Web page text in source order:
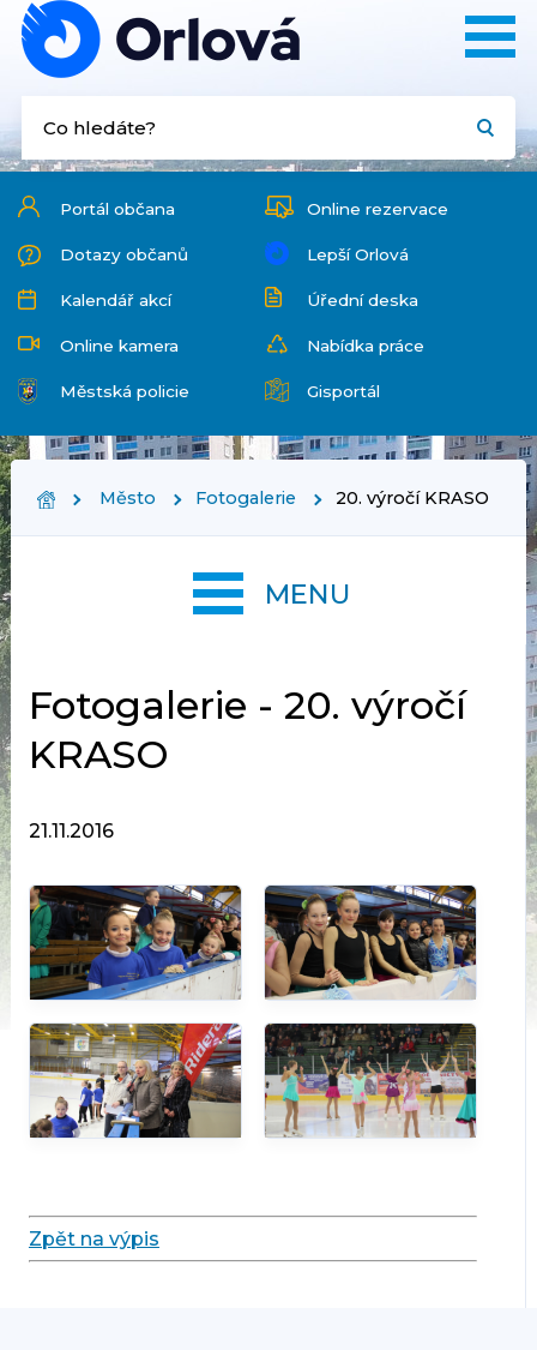
Portál občana Online rezervace
Dotazy občanů Lepší Orlová
Kalendář akcí Úřední deska
Online kamera Nabídka práce
Městská policie Gisportál
Město Fotogalerie 20. výročí KRASO
Fotogalerie - 20. výročí
KRASO
21.11.2016
Zpět na výpis
MENU